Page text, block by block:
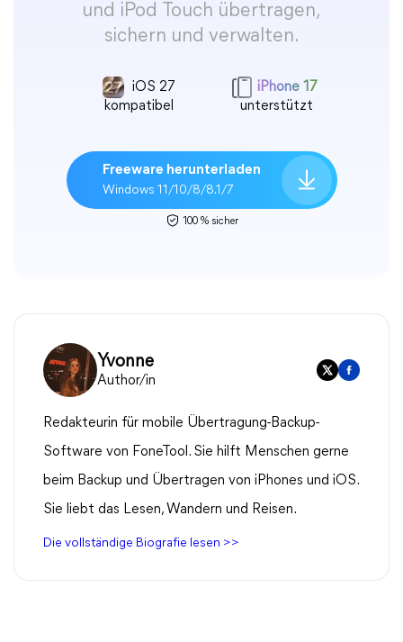
und iPod Touch übertragen,
sichern und verwalten.
iOS 27
kompatibel
iPhone 17
unterstützt
Freeware herunterladen
Windows 11/10/8/8.1/7
100 % sicher
Yvonne
Author/in
Redakteurin für mobile Übertragung-Backup-
Software von FoneTool. Sie hilft Menschen gerne
beim Backup und Übertragen von iPhones und iOS.
Sie liebt das Lesen, Wandern und Reisen.
Die vollständige Biografie lesen >>